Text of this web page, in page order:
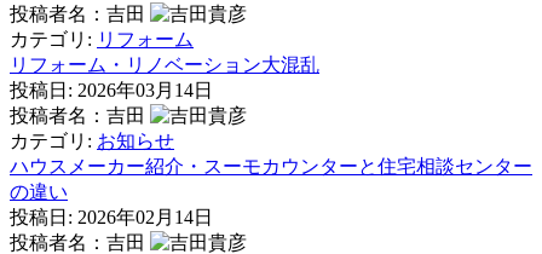
投稿者名：吉田
カテゴリ: リフォーム
リフォーム・リノベーション大混乱
投稿日: 2026年03月14日
投稿者名：吉田
カテゴリ: お知らせ
ハウスメーカー紹介・スーモカウンターと住宅相談センター
の違い
投稿日: 2026年02月14日
投稿者名：吉田